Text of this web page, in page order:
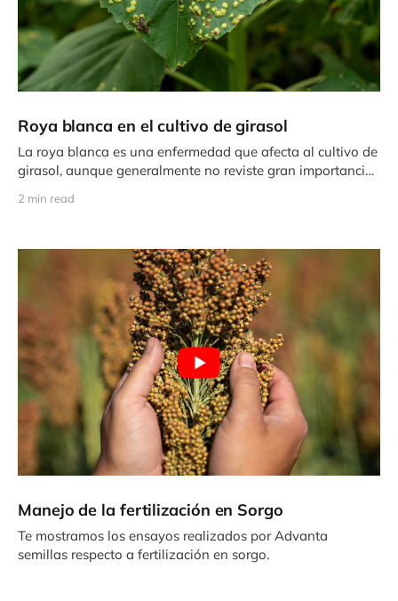
Roya blanca en el cultivo de girasol
La roya blanca es una enfermedad que afecta al cultivo de
girasol, aunque generalmente no reviste gran importancia,
2 min read
Manejo de la fertilización en Sorgo
Te mostramos los ensayos realizados por Advanta
semillas respecto a fertilización en sorgo.